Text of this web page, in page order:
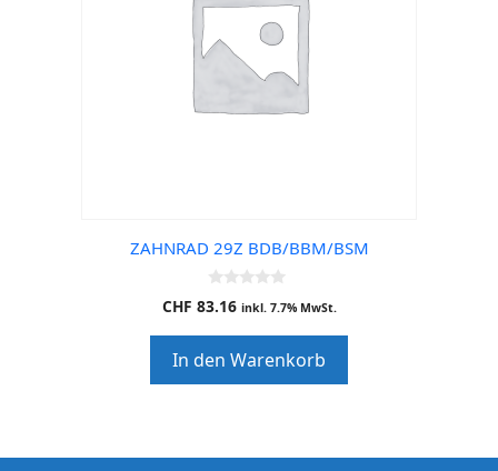
ZAHNRAD 29Z BDB/BBM/BSM
0
o
o
f
5
CHF 83.16 inkl. 7.7% MwSt.
In den Warenkorb